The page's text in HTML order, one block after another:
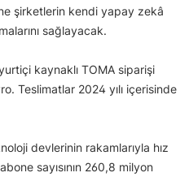
şirketlerin kendi yapay zekâ
sağlayacak.
kaynaklı TOMA siparişi
Teslimatlar 2024 yılı içerisinde
devlerinin rakamlarıyla hız
sayısının 260,8 milyon